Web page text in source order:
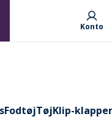
Konto
FodtøjTøjKlip-